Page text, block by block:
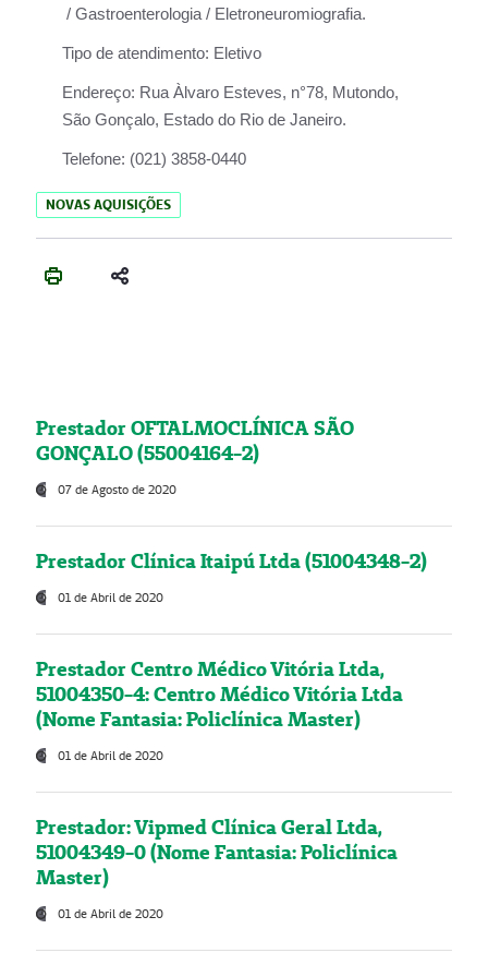
/ Gastroenterologia / Eletroneuromiografia.
Tipo de atendimento: Eletivo
Endereço: Rua Àlvaro Esteves, n°78, Mutondo,
São Gonçalo, Estado do Rio de Janeiro.
Telefone: (021) 3858-0440
NOVAS AQUISIÇÕES
Prestador OFTALMOCLÍNICA SÃO
GONÇALO (55004164-2)
07 de Agosto de 2020
Prestador Clínica Itaipú Ltda (51004348-2)
01 de Abril de 2020
Prestador Centro Médico Vitória Ltda,
51004350-4: Centro Médico Vitória Ltda
(Nome Fantasia: Policlínica Master)
01 de Abril de 2020
Prestador: Vipmed Clínica Geral Ltda,
51004349-0 (Nome Fantasia: Policlínica
Master)
01 de Abril de 2020